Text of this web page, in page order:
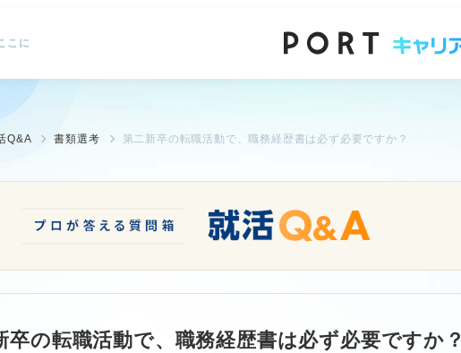
こに
Q&A 書類選考 第二新卒の転職活動で、職務経歴書は必ず必要ですか？
卒の転職活動で、職務経歴書は必ず必要ですか？